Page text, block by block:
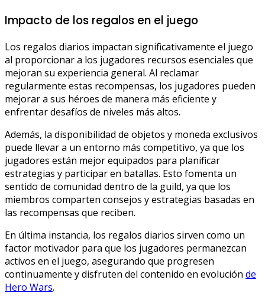
Impacto de los regalos en el juego
Los regalos diarios impactan significativamente el juego
al proporcionar a los jugadores recursos esenciales que
mejoran su experiencia general. Al reclamar
regularmente estas recompensas, los jugadores pueden
mejorar a sus héroes de manera más eficiente y
enfrentar desafíos de niveles más altos.
Además, la disponibilidad de objetos y moneda exclusivos
puede llevar a un entorno más competitivo, ya que los
jugadores están mejor equipados para planificar
estrategias y participar en batallas. Esto fomenta un
sentido de comunidad dentro de la guild, ya que los
miembros comparten consejos y estrategias basadas en
las recompensas que reciben.
En última instancia, los regalos diarios sirven como un
factor motivador para que los jugadores permanezcan
activos en el juego, asegurando que progresen
continuamente y disfruten del contenido en evolución de
Hero Wars.